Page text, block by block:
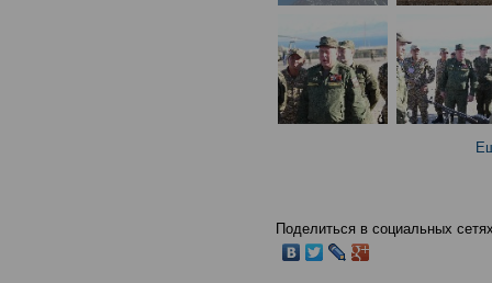
Поделиться в социальных